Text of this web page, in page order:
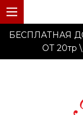
БЕСПЛАТНАЯ
ОТ 20тр